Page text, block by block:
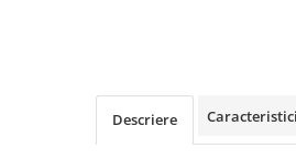
Descriere Caracteristici